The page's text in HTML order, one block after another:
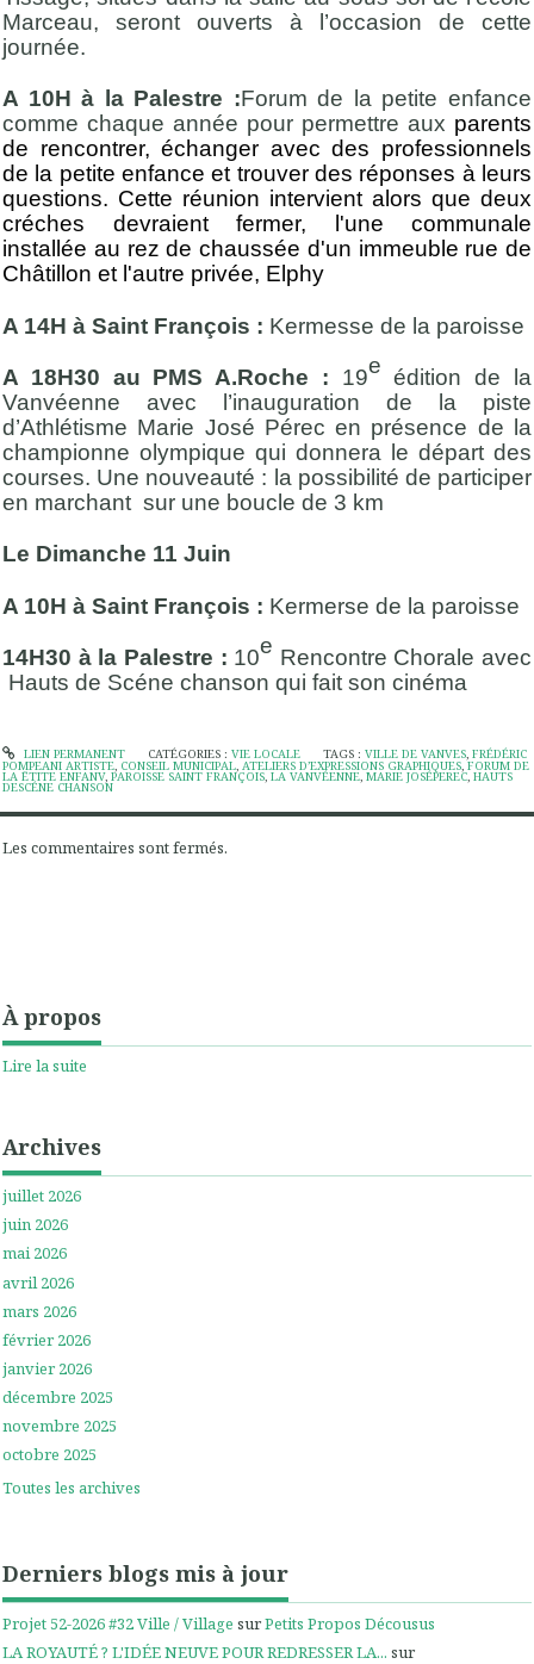
Marceau, seront ouverts à l’occasion de cette
journée.
A 10H à la Palestre :Forum de la petite enfance
comme chaque année pour permettre aux parents
de rencontrer, échanger avec des professionnels
de la petite enfance et trouver des réponses à leurs
questions. Cette réunion intervient alors que deux
créches devraient fermer, l'une communale
installée au rez de chaussée d'un immeuble rue de
Châtillon et l'autre privée, Elphy
A 14H à Saint François : Kermesse de la paroisse
A 18H30 au PMS A.Roche : 19e édition de la
Vanvéenne avec l’inauguration de la piste
d’Athlétisme Marie José Pérec en présence de la
championne olympique qui donnera le départ des
courses. Une nouveauté : la possibilité de participer
en marchant sur une boucle de 3 km
Le Dimanche 11 Juin
A 10H à Saint François : Kermerse de la paroisse
14H30 à la Palestre : 10e Rencontre Chorale avec
Hauts de Scéne chanson qui fait son cinéma
LIEN PERMANENT CATÉGORIES : VIE LOCALE TAGS :VILLE DE VANVES,FRÉDÉRIC
POMPEANI ARTISTE, CONSEIL MUNICIPAL, ATELIERS D’EXPRESSIONS GRAPHIQUES, FORUM DE
LA ËTITE ENFANV, PAROISSE SAINT FRANÇOIS, LA VANVÉENNE, MARIE JOSÉPEREC, HAUTS
DESCÉNE CHANSON
Les commentaires sont fermés.
À propos
Lire la suite
Archives
juillet 2026
juin 2026
mai 2026
avril 2026
mars 2026
février 2026
janvier 2026
décembre 2025
novembre 2025
octobre 2025
Toutes les archives
Derniers blogs mis à jour
Projet 52-2026 #32 Ville / Village surPetits Propos Décousus
LA ROYAUTÉ ? L'IDÉE NEUVE POUR REDRESSER LA... sur